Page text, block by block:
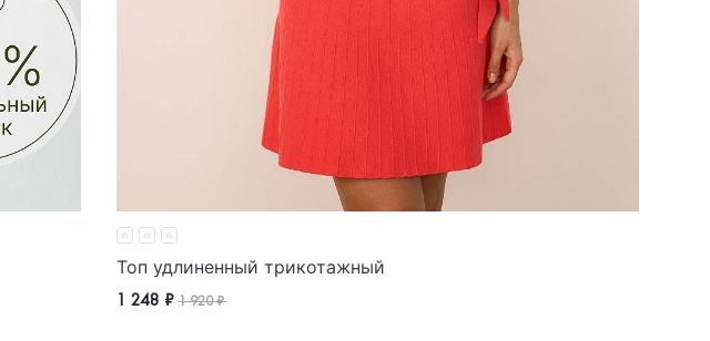
Топ удлиненный трикотажный
1 248 ₽1 920 ₽